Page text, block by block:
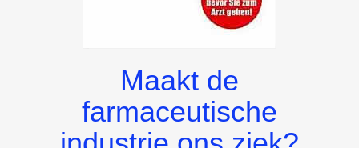
Maakt de
farmaceutische